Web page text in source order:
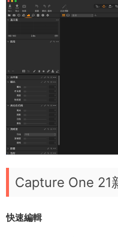
Capture One 21
快速編輯